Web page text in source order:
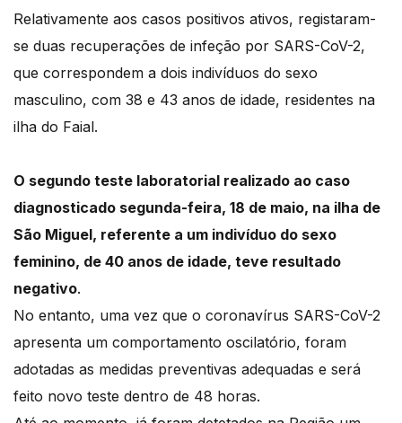
Relativamente aos casos positivos ativos, registaram-
se duas recuperações de infeção por SARS-CoV-2,
que correspondem a dois indivíduos do sexo
masculino, com 38 e 43 anos de idade, residentes na
ilha do Faial.
O segundo teste laboratorial realizado ao caso
diagnosticado segunda-feira, 18 de maio, na ilha de
São Miguel, referente a um indivíduo do sexo
feminino, de 40 anos de idade, teve resultado
negativo.
No entanto, uma vez que o coronavírus SARS-CoV-2
apresenta um comportamento oscilatório, foram
adotadas as medidas preventivas adequadas e será
feito novo teste dentro de 48 horas.